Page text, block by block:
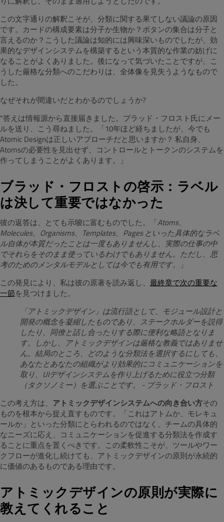
この文字通りの解釈こそが、分類に関する果てしない議論の原因
です。カードの構成要素は分子か生物か？ボタンの集合は分子と
言えるのか？こうした議論は知的には興味深いものでしたが、効
果的なデザインシステムを構築するという本質的な作業の妨げに
なることがよくありました。後になって気づいたことですが、こ
うした厳格な分類へのこだわりは、全体像を見失うようなもので
した。
なぜそれが間違いだとわかるのでしょうか?
"答えは情報源から直接届きました。ブラッド・フロスト氏にメー
ルを送り、こう尋ねました。「10年ほど経ちましたが、今でも
Atomic Designは正しいアプローチだと思いますか？ 私自身、
Atomsの必要性を見出せず、コントロールとトークンのシステムを
作ってしまうことがよくあります。」
ブラッド・フロストの啓示：ラベル
は決して重要ではなかった
彼の返答は、とても示唆に富むものでした。「Atoms、
Molecules、Organisms、Templates、Pages といった具体的なラベ
ル自体が本質だったことは一度もありませんし、実際の仕事の中
でそれらをそのまま使っているわけでもありません。ただし、思
考のためのメンタルモデルとしては今でも有用です。
」
この発見により、私は彼の原著を読み返し、 最終章で次の重要な
一節を見つけました。
「アトミックデザイン」は流行語として、モジュール設計と
開発の概念を凝縮したものであり、ステークホルダーを説得
したり、同僚と話し合ったりする際に便利な略語となりま
す。しかし、アトミックデザインは厳格な教義ではありませ
ん。結局のところ、どのような分類法を選択するにしても、
あなたとあなたの組織がより効果的にコミュニケーションを
取り、UIデザインシステムを作り上げるために役立つ分類
（タクソノミー）を選ぶことです。 - ブラッド・フロスト
この考え方は、 アトミックデザインシステムへの向き合い方その
ものを根本から捉え直すものです。「これはアトムか、モレキュ
ールか」といった分類にとらわれるのではなく、チームの具体的
なニーズに応え、コミュニケーションを促進する分類法を作成す
ることに重点を置くべきです。この柔軟性こそが、ツールやワー
クフローが進化し続けても、アトミックデザインの原則が永続的
に価値のあるものである理由です。
アトミックデザインの原則が実際に
教えてくれること